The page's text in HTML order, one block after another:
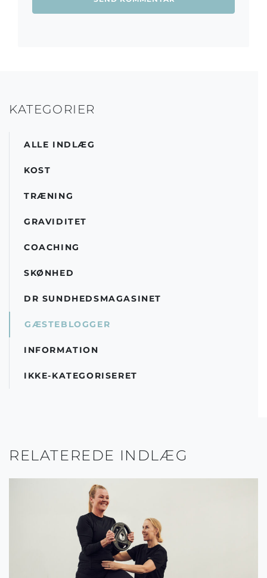
KATEGORIER
ALLE INDLÆG
KOST
TRÆNING
GRAVIDITET
COACHING
SKØNHED
DR SUNDHEDSMAGASINET
GÆSTEBLOGGER
INFORMATION
IKKE-KATEGORISERET
RELATEREDE INDLÆG